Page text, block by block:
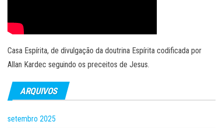
Casa Espírita, de divulgação da doutrina Espírita codificada por
Allan Kardec seguindo os preceitos de Jesus.
ARQUIVOS
setembro 2025